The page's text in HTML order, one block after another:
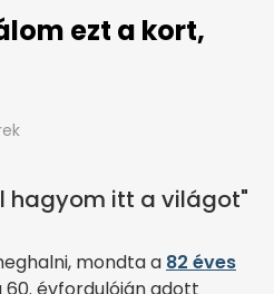
ezt a kort,
hagyom itt a világot"
mondta a 82 éves